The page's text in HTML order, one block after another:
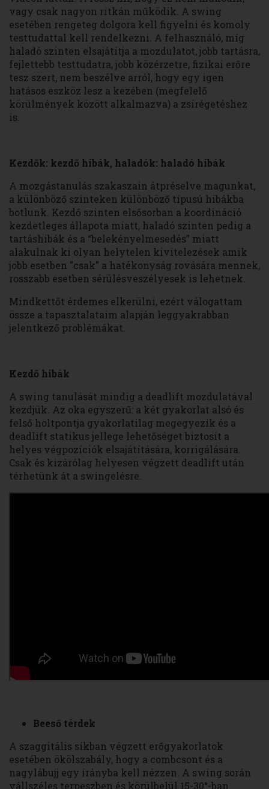
vagy csak nagyon ritkán működik. A swing
esetében rengeteg dolgora kell figyelni és komoly
testtudattal kell rendelkezni. A felhasználó, míg
haladó szinten elsajátítja a mozdulatot, jobb tartásra,
fejlettebb testtudatra, jobb közérzetre, fizikai erőre
tesz szert, nem beszélve arról, hogy egy igen
hatásos eszköz lesz a kezében (megfelelő
körülmények között alkalmazva) a zsírégetéshez
is.
Kezdők: kezdő hibák, haladók: haladó hibák
A mozgástanulás szakaszain átpréselve magunkat,
a különböző szinteken különböző típusú hibákba
botlunk. Kezdő szinten elsősorban a koordináció
kezdetleges állapota miatt, haladó szinten pedig a
tartáshibák és a “belekényelmesedés” miatt
alakulnak ki olyan helytelen kivitelezések amik
jobb esetben "csak" a hatékonyság rovására mennek,
rosszabb esetben sérülésveszélyesek is lehetnek.
Mindkettőt érdemes elkerülni, ezért válogattam
össze a tapasztalataim alapján leggyakrabban
jelentkező problémákat.
Kezdő hibák
A swing tanulását mindig a deadlift mozdulatával
kezdjük. Az oka egyszerű: a két gyakorlat alsó és
felső holtpontja gyakorlatilag megegyezik és a
deadlift statikus jellege lehetőséget biztosít a
helyes végpozíciók elsajátítására, korrigálására.
Csak és kizárólag helyesen végzett deadlift után
térhetünk át a swingelésre.
Beeső térdek
A szaggitális síkban végzett erőgyakorlatok
esetében ökölszabály, hogy a combcsont és a
nagylábujj egy irányba kell nézzen. A swing során
vállszéles terpeszben és körülbelül 15-30°-ban